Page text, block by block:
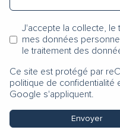
J'accepte la collecte, le
mes données
le traitement des
Ce site est protégé par
politique de confidentialité
Google s'appliquent.
Envoyer